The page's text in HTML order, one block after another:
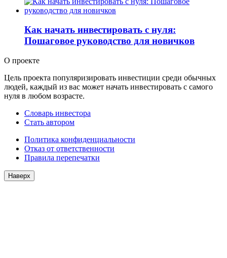
Как начать инвестировать с нуля:
Пошаговое руководство для новичков
О проекте
Цель проекта популяризировать инвестиции среди обычных
людей, каждый из вас может начать инвестировать с самого
нуля в любом возрасте.
Словарь инвестора
Стать автором
Политика конфиденциальности
Отказ от ответственности
Правила перепечатки
Наверх